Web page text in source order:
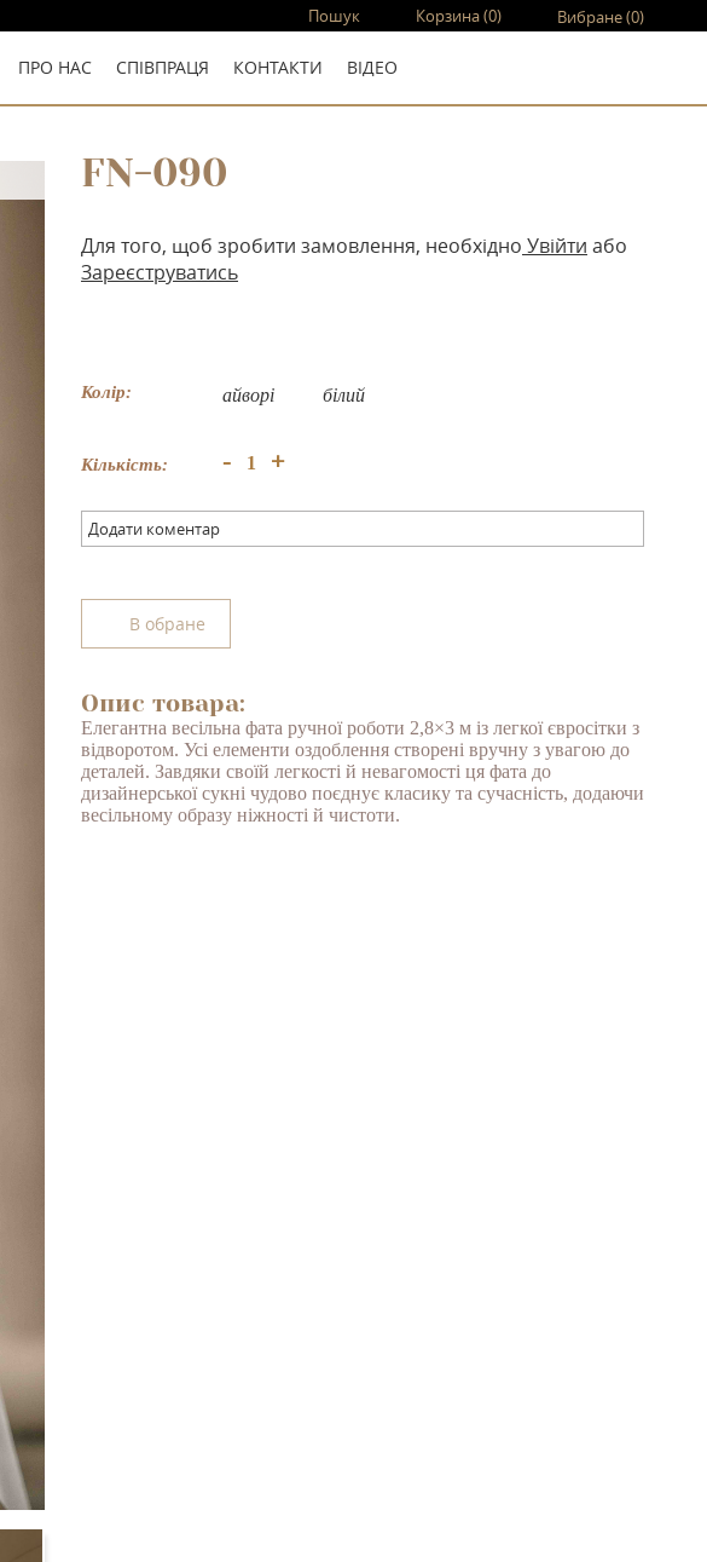
Пошук Корзина(0) Вибране(0)
ПРО НАС СПІВПРАЦЯ КОНТАКТИ ВIДЕО
FN-090
Для того, щоб зробити замовлення, необхідно Увійти або
Зареєструватись
Колір: айворі білий
Кількість: - +
Додати коментар
В обране
Опис товара:
Елегантна весільна фата ручної роботи 2,8×3 м із легкої євросітки з
відворотом. Усі елементи оздоблення створені вручну з увагою до
деталей. Завдяки своїй легкості й невагомості ця фата до
дизайнерської сукні чудово поєднує класику та сучасність, додаючи
весільному образу ніжності й чистоти.